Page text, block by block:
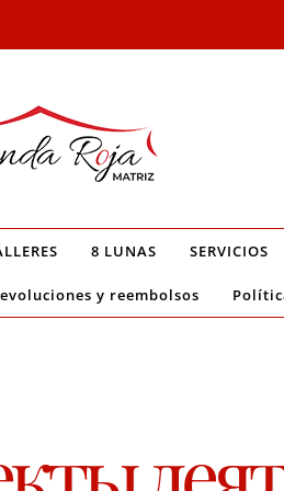
8 LUNAS SERVICIOS
y reembolsos